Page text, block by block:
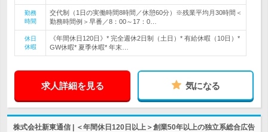
勤務
時間
交代制（1日の実働時間8時間／休憩60分）※残業平均月30時間＜
勤務時間例＞早番／8：00～17：0…
休日
休暇
《年間休日120日》* 完全週休2日制（土日）* 有給休暇（10日）*
GW休暇* 夏季休暇* 年末…
求人詳細を見る 気になる
株式会社新東通信 | ＜年間休日120日以上＞創業50年以上の独立系総合広告